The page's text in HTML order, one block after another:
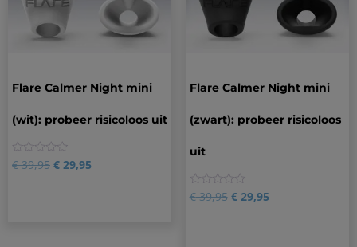
Flare Calmer Night mini
(wit): probeer risicoloos uit
0
€39,95 € 29,95
Flare Calmer Night mini
(zwart): probeer risicoloos
uit
0
€39,95 €29,95